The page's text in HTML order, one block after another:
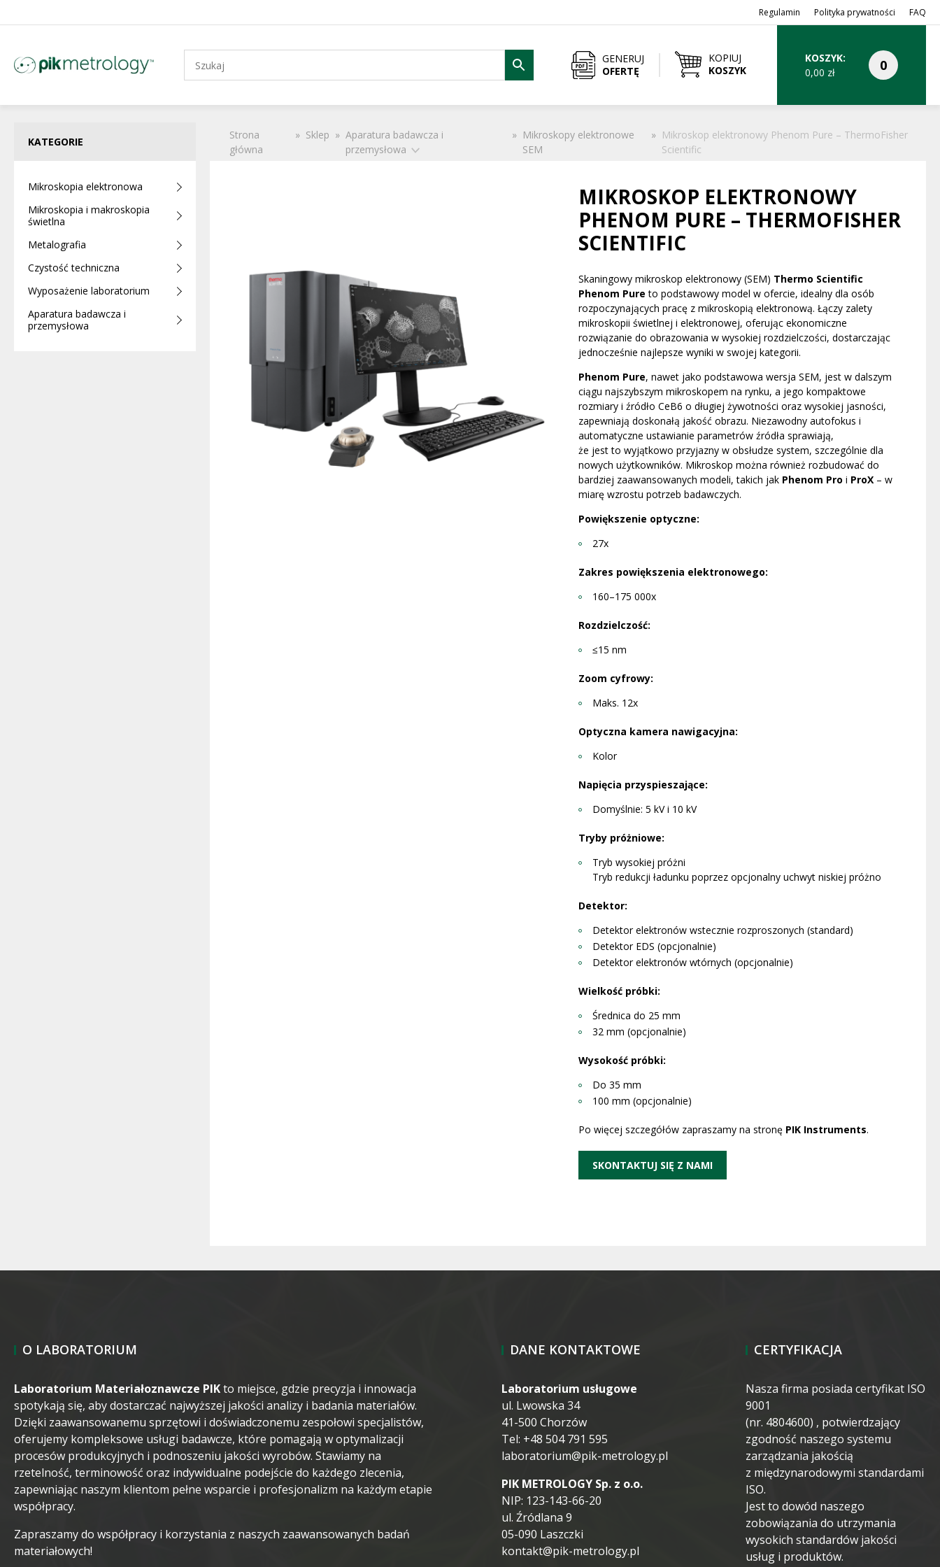
Regulamin Polityka prywatności FAQ
GENERUJ
OFERTĘ
KOPIUJ
KOSZYK
KOSZYK:
0,00 zł
KATEGORIE
Mikroskopia elektronowa
Mikroskopia i makroskopia
świetlna
Metalografia
Czystość techniczna
Wyposażenie laboratorium
Aparatura badawcza i
przemysłowa
Strona
główna
» Sklep » Aparatura badawcza i
przemysłowa
» Mikroskopy elektronowe
SEM
» Mikroskop elektronowy Phenom Pure – ThermoFisher
Scientific
MIKROSKOP ELEKTRONOWY
PHENOM PURE – THERMOFISHER
SCIENTIFIC
Skaningowy mikroskop elektronowy (SEM) Thermo Scientific
Phenom Pure to podstawowy model w ofercie, idealny dla osób
rozpoczynających pracę z mikroskopią elektronową. Łączy zalety
mikroskopii świetlnej i elektronowej, oferując ekonomiczne
rozwiązanie do obrazowania w wysokiej rozdzielczości, dostarczając
jednocześnie najlepsze wyniki w swojej kategorii.
Phenom Pure, nawet jako podstawowa wersja SEM, jest w dalszym
ciągu najszybszym mikroskopem na rynku, a jego kompaktowe
rozmiary i źródło CeB6 o długiej żywotności oraz wysokiej jasności,
zapewniają doskonałą jakość obrazu. Niezawodny autofokus i
automatyczne ustawianie parametrów źródła sprawiają,
że jest to wyjątkowo przyjazny w obsłudze system, szczególnie dla
nowych użytkowników. Mikroskop można również rozbudować do
bardziej zaawansowanych modeli, takich jak Phenom Pro i ProX – w
miarę wzrostu potrzeb badawczych.
Powiększenie optyczne:
27x
Zakres powiększenia elektronowego:
160–175 000x
Rozdzielczość:
≤15 nm
Zoom cyfrowy:
Maks. 12x
Optyczna kamera nawigacyjna:
Kolor
Napięcia przyspieszające:
Domyślnie: 5 kV i 10 kV
Tryby próżniowe:
Tryb wysokiej próżni
Tryb redukcji ładunku poprzez opcjonalny uchwyt niskiej próżno
Detektor:
Detektor elektronów wstecznie rozproszonych (standard)
Detektor EDS (opcjonalnie)
Detektor elektronów wtórnych (opcjonalnie)
Wielkość próbki:
Średnica do 25 mm
32 mm (opcjonalnie)
Wysokość próbki:
Do 35 mm
100 mm (opcjonalnie)
Po więcej szczegółów zapraszamy na stronę PIK Instruments.
SKONTAKTUJ SIĘ Z NAMI
O LABORATORIUM
Laboratorium Materiałoznawcze PIKto miejsce, gdzie precyzja i innowacja
spotykają się, aby dostarczać najwyższej jakości analizy i badania materiałów.
Dzięki zaawansowanemu sprzętowi i doświadczonemu zespołowi specjalistów,
oferujemy kompleksowe usługi badawcze, które pomagają w optymalizacji
procesów produkcyjnych i podnoszeniu jakości wyrobów. Stawiamy na
rzetelność, terminowość oraz indywidualne podejście do każdego zlecenia,
zapewniając naszym klientom pełne wsparcie i profesjonalizm na każdym etapie
współpracy.
Zapraszamy do współpracy i korzystania z naszych zaawansowanych badań
materiałowych!
DANE KONTAKTOWE
Laboratorium usługowe
ul. Lwowska 34
41-500 Chorzów
Tel: +48 504 791 595
laboratorium@pik-metrology.pl
PIK METROLOGY Sp. z o.o.
NIP: 123-143-66-20
ul. Źródlana 9
05-090 Laszczki
kontakt@pik-metrology.pl
CERTYFIKACJA
Nasza firma posiada certyfikat ISO
9001
(nr. 4804600) , potwierdzający
zgodność naszego systemu
zarządzania jakością
z międzynarodowymi standardami
ISO.
Jest to dowód naszego
zobowiązania do utrzymania
wysokich standardów jakości
usług i produktów.